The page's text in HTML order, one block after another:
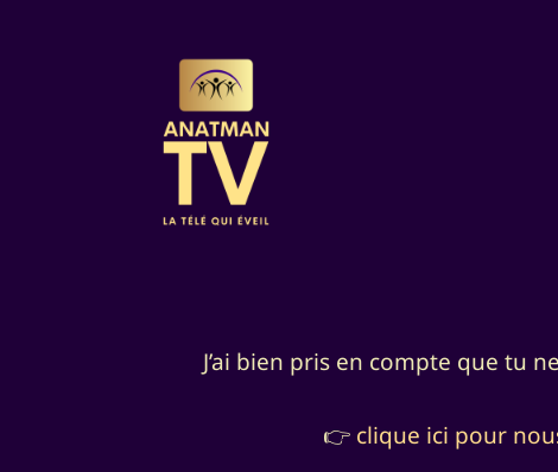
J’ai bien pris en compte que tu
👉 clique ici pour